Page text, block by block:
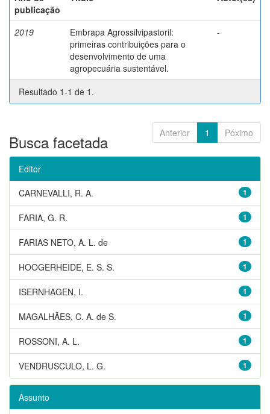
publicação
2019
Embrapa Agrossilvipastoril:
primeiras contribuições para o
desenvolvimento de uma
agropecuária sustentável.
-
Resultado 1-1 de 1.
Anterior 1 Póximo
Busca facetada
Editor
1
CARNEVALLI, R. A.
1
FARIA, G. R.
1
FARIAS NETO, A. L. de
1
HOOGERHEIDE, E. S. S.
1
ISERNHAGEN, I.
1
MAGALHÃES, C. A. de S.
1
ROSSONI, A. L.
1
VENDRUSCULO, L. G.
Assunto